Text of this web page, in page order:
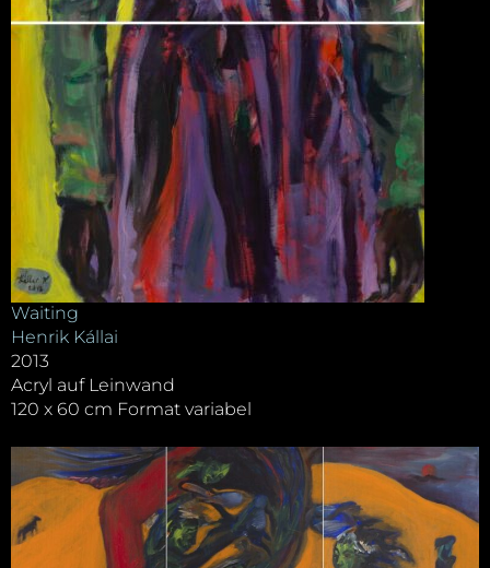
Waiting
Henrik Kállai
2013
Acryl auf Leinwand
120 x 60 cm Format variabel